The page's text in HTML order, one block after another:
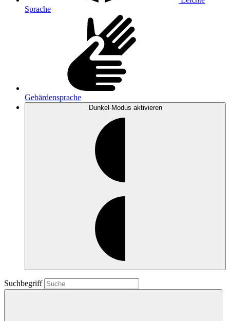
Sprache
Gebärdensprache
Dunkel-Modus aktivieren
Suchbegriff